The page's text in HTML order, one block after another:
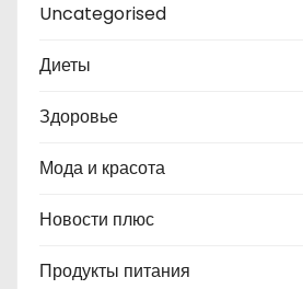
Uncategorised
Диеты
Здоровье
Мода и красота
Новости плюс
Продукты питания